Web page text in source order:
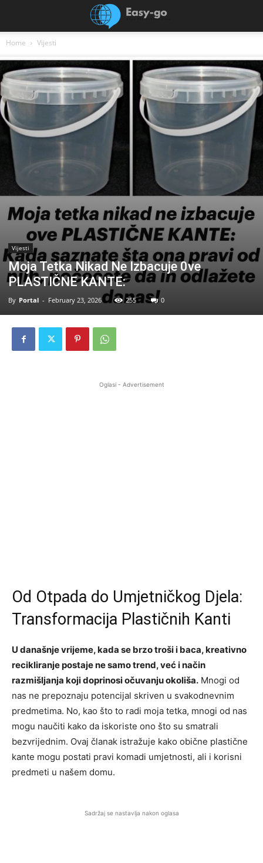
Home Vijesti
Vijesti
Moja Tetka Nikad Ne Izbacuje 0ve
PLASTIČNE KANTE:
By Portal - February 23, 2026 255 0
Oglasi - Advertisement
Od Otpada do Umjetničkog Djela:
Transformacija Plastičnih Kanti
U današnje vrijeme, kada se brzo troši i baca, kreativno
recikliranje postaje ne samo trend, već i način
razmišljanja koji doprinosi očuvanju okoliša. Mnogi od
nas ne prepoznaju potencijal skriven u svakodnevnim
predmetima. No, kao što to radi moja tetka, mnogi od nas
mogu naučiti kako da iskoriste ono što su smatrali
bezvrijednim. Ovaj članak istražuje kako obične plastične
kante mogu postati pravi komadi umjetnosti, ali i korisni
predmeti u našem domu.
Sadržaj se nastavlja nakon oglasa